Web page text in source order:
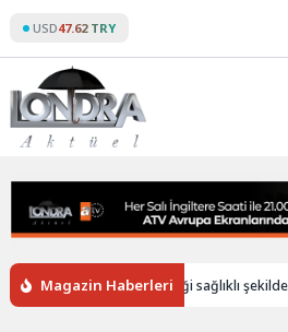
content
USD47.62 TRY
Magazin Haberleri
ölen annenin bebeği sağlıklı şekilde